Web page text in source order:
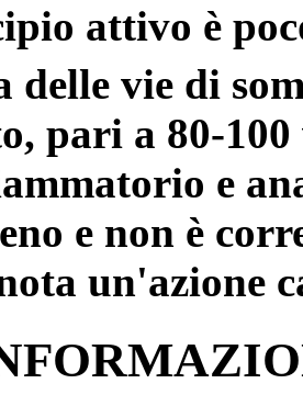
attivo è
delle vie di
pari a 80-
e
e non è
un'azione